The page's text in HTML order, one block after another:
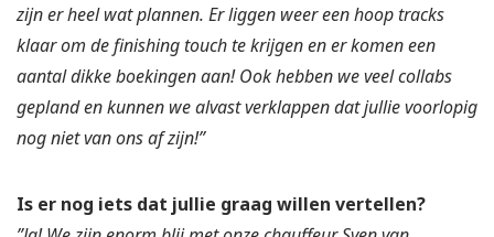
zijn er heel wat plannen. Er liggen weer een hoop tracks
klaar om de finishing touch te krijgen en er komen een
aantal dikke boekingen aan! Ook hebben we veel collabs
gepland en kunnen we alvast verklappen dat jullie voorlopig
nog niet van ons af zijn!”
Is er nog iets dat jullie graag willen vertellen?